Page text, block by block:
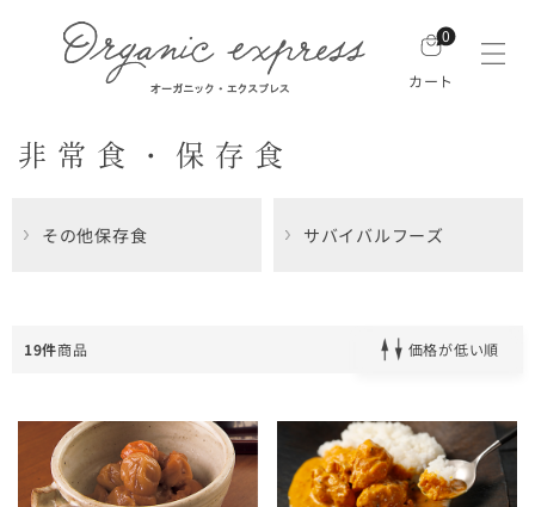
0
カート
非常食・保存食
その他保存食 サバイバルフーズ
19件商品 価格が低い順